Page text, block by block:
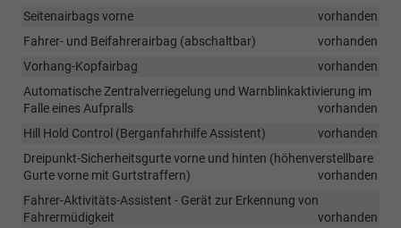
Seitenairbags vorne
vorhanden
Fahrer- und Beifahrerairbag (abschaltbar)
vorhanden
Vorhang-Kopfairbag
vorhanden
Automatische Zentralverriegelung und Warnblinkaktivierung im
Falle eines Aufpralls
vorhanden
Hill Hold Control (Berganfahrhilfe Assistent)
vorhanden
Dreipunkt-Sicherheitsgurte vorne und hinten (höhenverstellbare
Gurte vorne mit Gurtstraffern)
vorhanden
Fahrer-Aktivitäts-Assistent - Gerät zur Erkennung von
Fahrermüdigkeit
vorhanden